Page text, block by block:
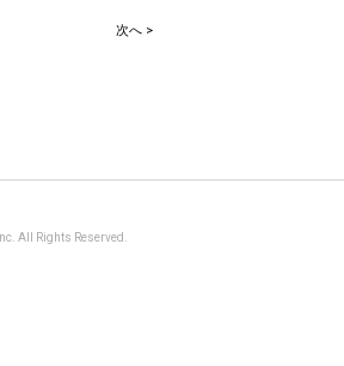
次へ >
All Rights Reserved.